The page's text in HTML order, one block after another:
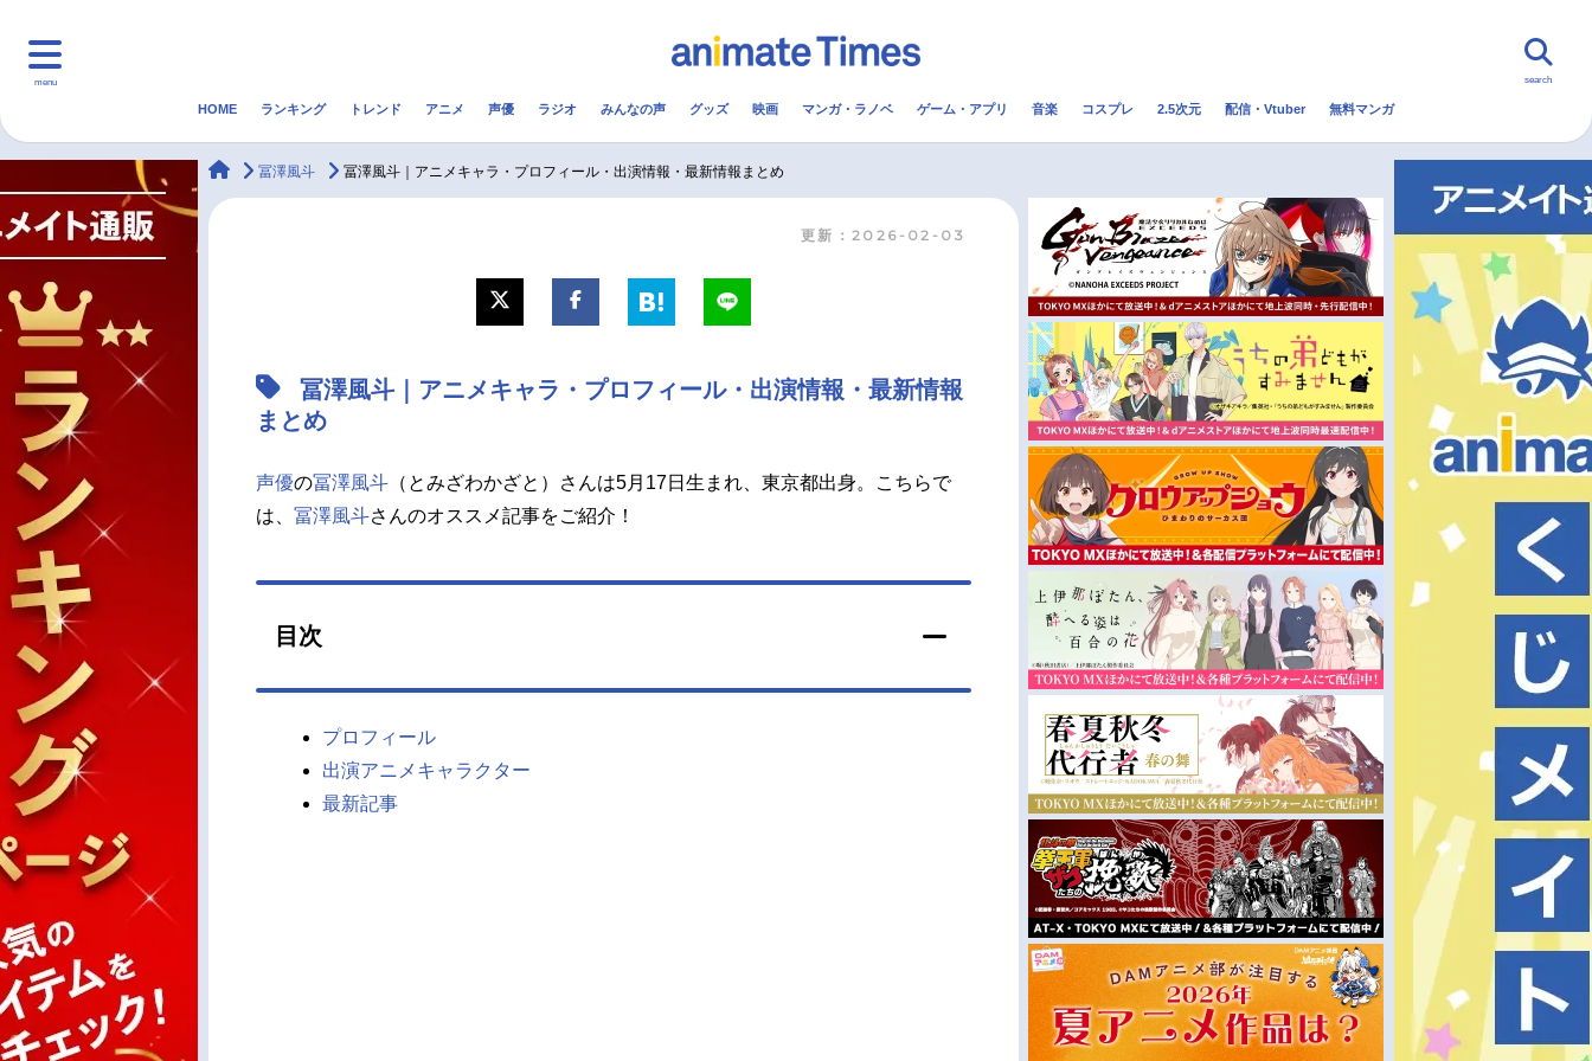
menu
マンガ・ラノベ 2.5次元 配信・Vtuber トレンド 無料マンガ
声優記事一覧
アニメ映画一覧
男性声優/女性声優一覧
今期アニメ曜日別一覧
夏アニメ
秋アニメ
冬アニメ
search
HOME ランキング トレンド アニメ 声優 ラジオ みんなの声 グッズ 映画 マンガ・ラノベ ゲーム・アプリ 音楽 コスプレ 2.5次元 配信・Vtuber 無料マンガ
animateTimes
冨澤風斗 冨澤風斗｜アニメキャラ・プロフィール・出演情報・最新情報まとめ
更新：2026-02-03
冨澤風斗｜アニメキャラ・プロフィール・出演情報・最新情報
まとめ
声優の冨澤風斗 （とみざわかざと）さんは5月17日生まれ、東京都出身。こちらで
は、 冨澤風斗さんのオススメ記事をご紹介！
目次
プロフィール
出演アニメキャラクター
最新記事